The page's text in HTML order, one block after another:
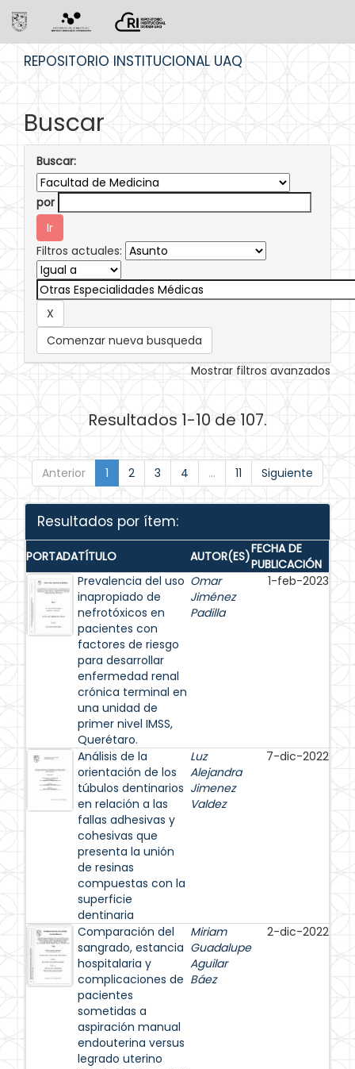
REPOSITORIO INSTITUCIONAL UAQ
Buscar
Buscar:
por
Filtros actuales:
Comenzar nueva busqueda
Mostrar filtros avanzados
Resultados 1-10 de 107.
Anterior 1 2 3 4 ... 11 Siguiente
Resultados por ítem:
PORTADATÍTULO AUTOR(ES)FECHA DE
PUBLICACIÓN
Prevalencia del uso
inapropiado de
nefrotóxicos en
pacientes con
factores de riesgo
para desarrollar
enfermedad renal
crónica terminal en
una unidad de
primer nivel IMSS,
Querétaro.
Omar
Jiménez
Padilla
1-feb-2023
Análisis de la
orientación de los
túbulos dentinarios
en relación a las
fallas adhesivas y
cohesivas que
presenta la unión
de resinas
compuestas con la
superficie
dentinaria
Luz
Alejandra
Jimenez
Valdez
7-dic-2022
Comparación del
sangrado, estancia
hospitalaria y
complicaciones de
pacientes
sometidas a
aspiración manual
endouterina versus
legrado uterino
Miriam
Guadalupe
Aguilar
Báez
2-dic-2022